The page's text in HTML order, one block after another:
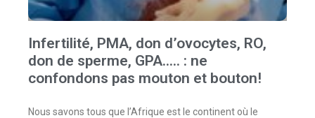
Infertilité, PMA, don d’ovocytes, RO,
don de sperme, GPA….. : ne
confondons pas mouton et bouton!
Nous savons tous que l’Afrique est le continent où le